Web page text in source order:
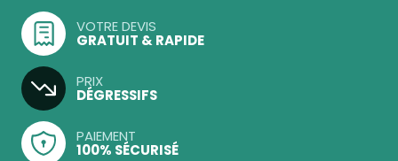
VOTRE DEVIS
GRATUIT & RAPIDE
PRIX
DÉGRESSIFS
PAIEMENT
100% SÉCURISÉ